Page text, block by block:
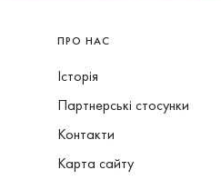
ПРО НАС
Історія
Партнерські стосунки
Контакти
Карта сайту